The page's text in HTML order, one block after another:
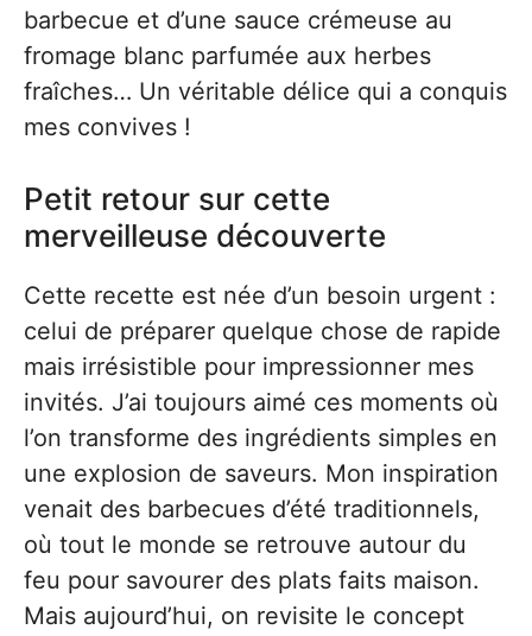
barbecue et d’une sauce crémeuse au
fromage blanc parfumée aux herbes
fraîches… Un véritable délice qui a conquis
mes convives !
Petit retour sur cette
merveilleuse découverte
Cette recette est née d’un besoin urgent :
celui de préparer quelque chose de rapide
mais irrésistible pour impressionner mes
invités. J’ai toujours aimé ces moments où
l’on transforme des ingrédients simples en
une explosion de saveurs. Mon inspiration
venait des barbecues d’été traditionnels,
où tout le monde se retrouve autour du
feu pour savourer des plats faits maison.
Mais aujourd’hui, on revisite le concept